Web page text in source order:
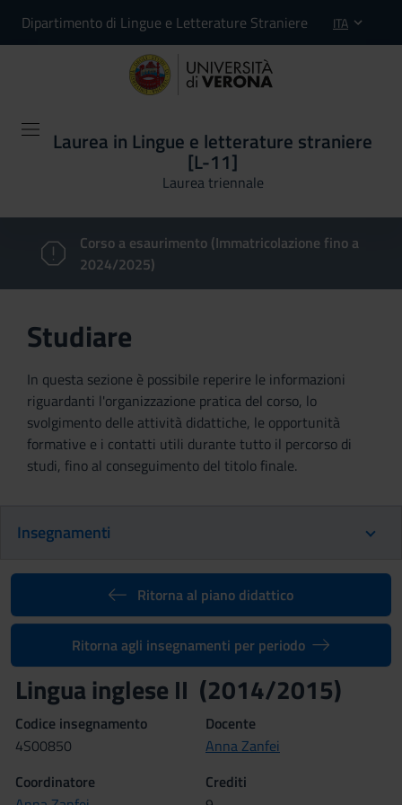
Dipartimento di Lingue e Letterature Straniere ITA
Laurea in Lingue e letterature straniere
[L-11]
Laurea triennale
Corso a esaurimento (Immatricolazione fino a
2024/2025)
Studiare
In questa sezione è possibile reperire le informazioni
riguardanti l'organizzazione pratica del corso, lo
svolgimento delle attività didattiche, le opportunità
formative e i contatti utili durante tutto il percorso di
studi, fino al conseguimento del titolo finale.
Insegnamenti
Ritorna al piano didattico
Ritorna agli insegnamenti per periodo
Lingua inglese II (2014/2015)
Codice insegnamento
4S00850
Docente
Anna Zanfei
Coordinatore
Crediti